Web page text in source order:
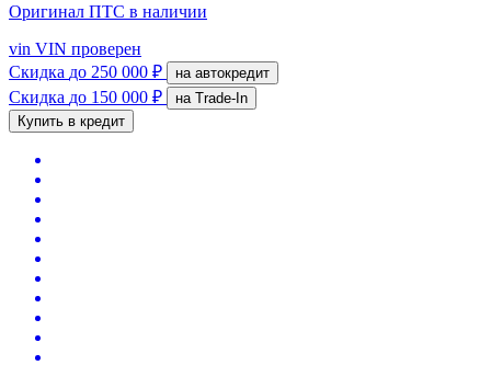
Оригинал ПТС в наличии
vin VIN проверен
Скидка до 250 000 ₽ на автокредит
Скидка до 150 000 ₽
на Trade-In
Купить в кредит